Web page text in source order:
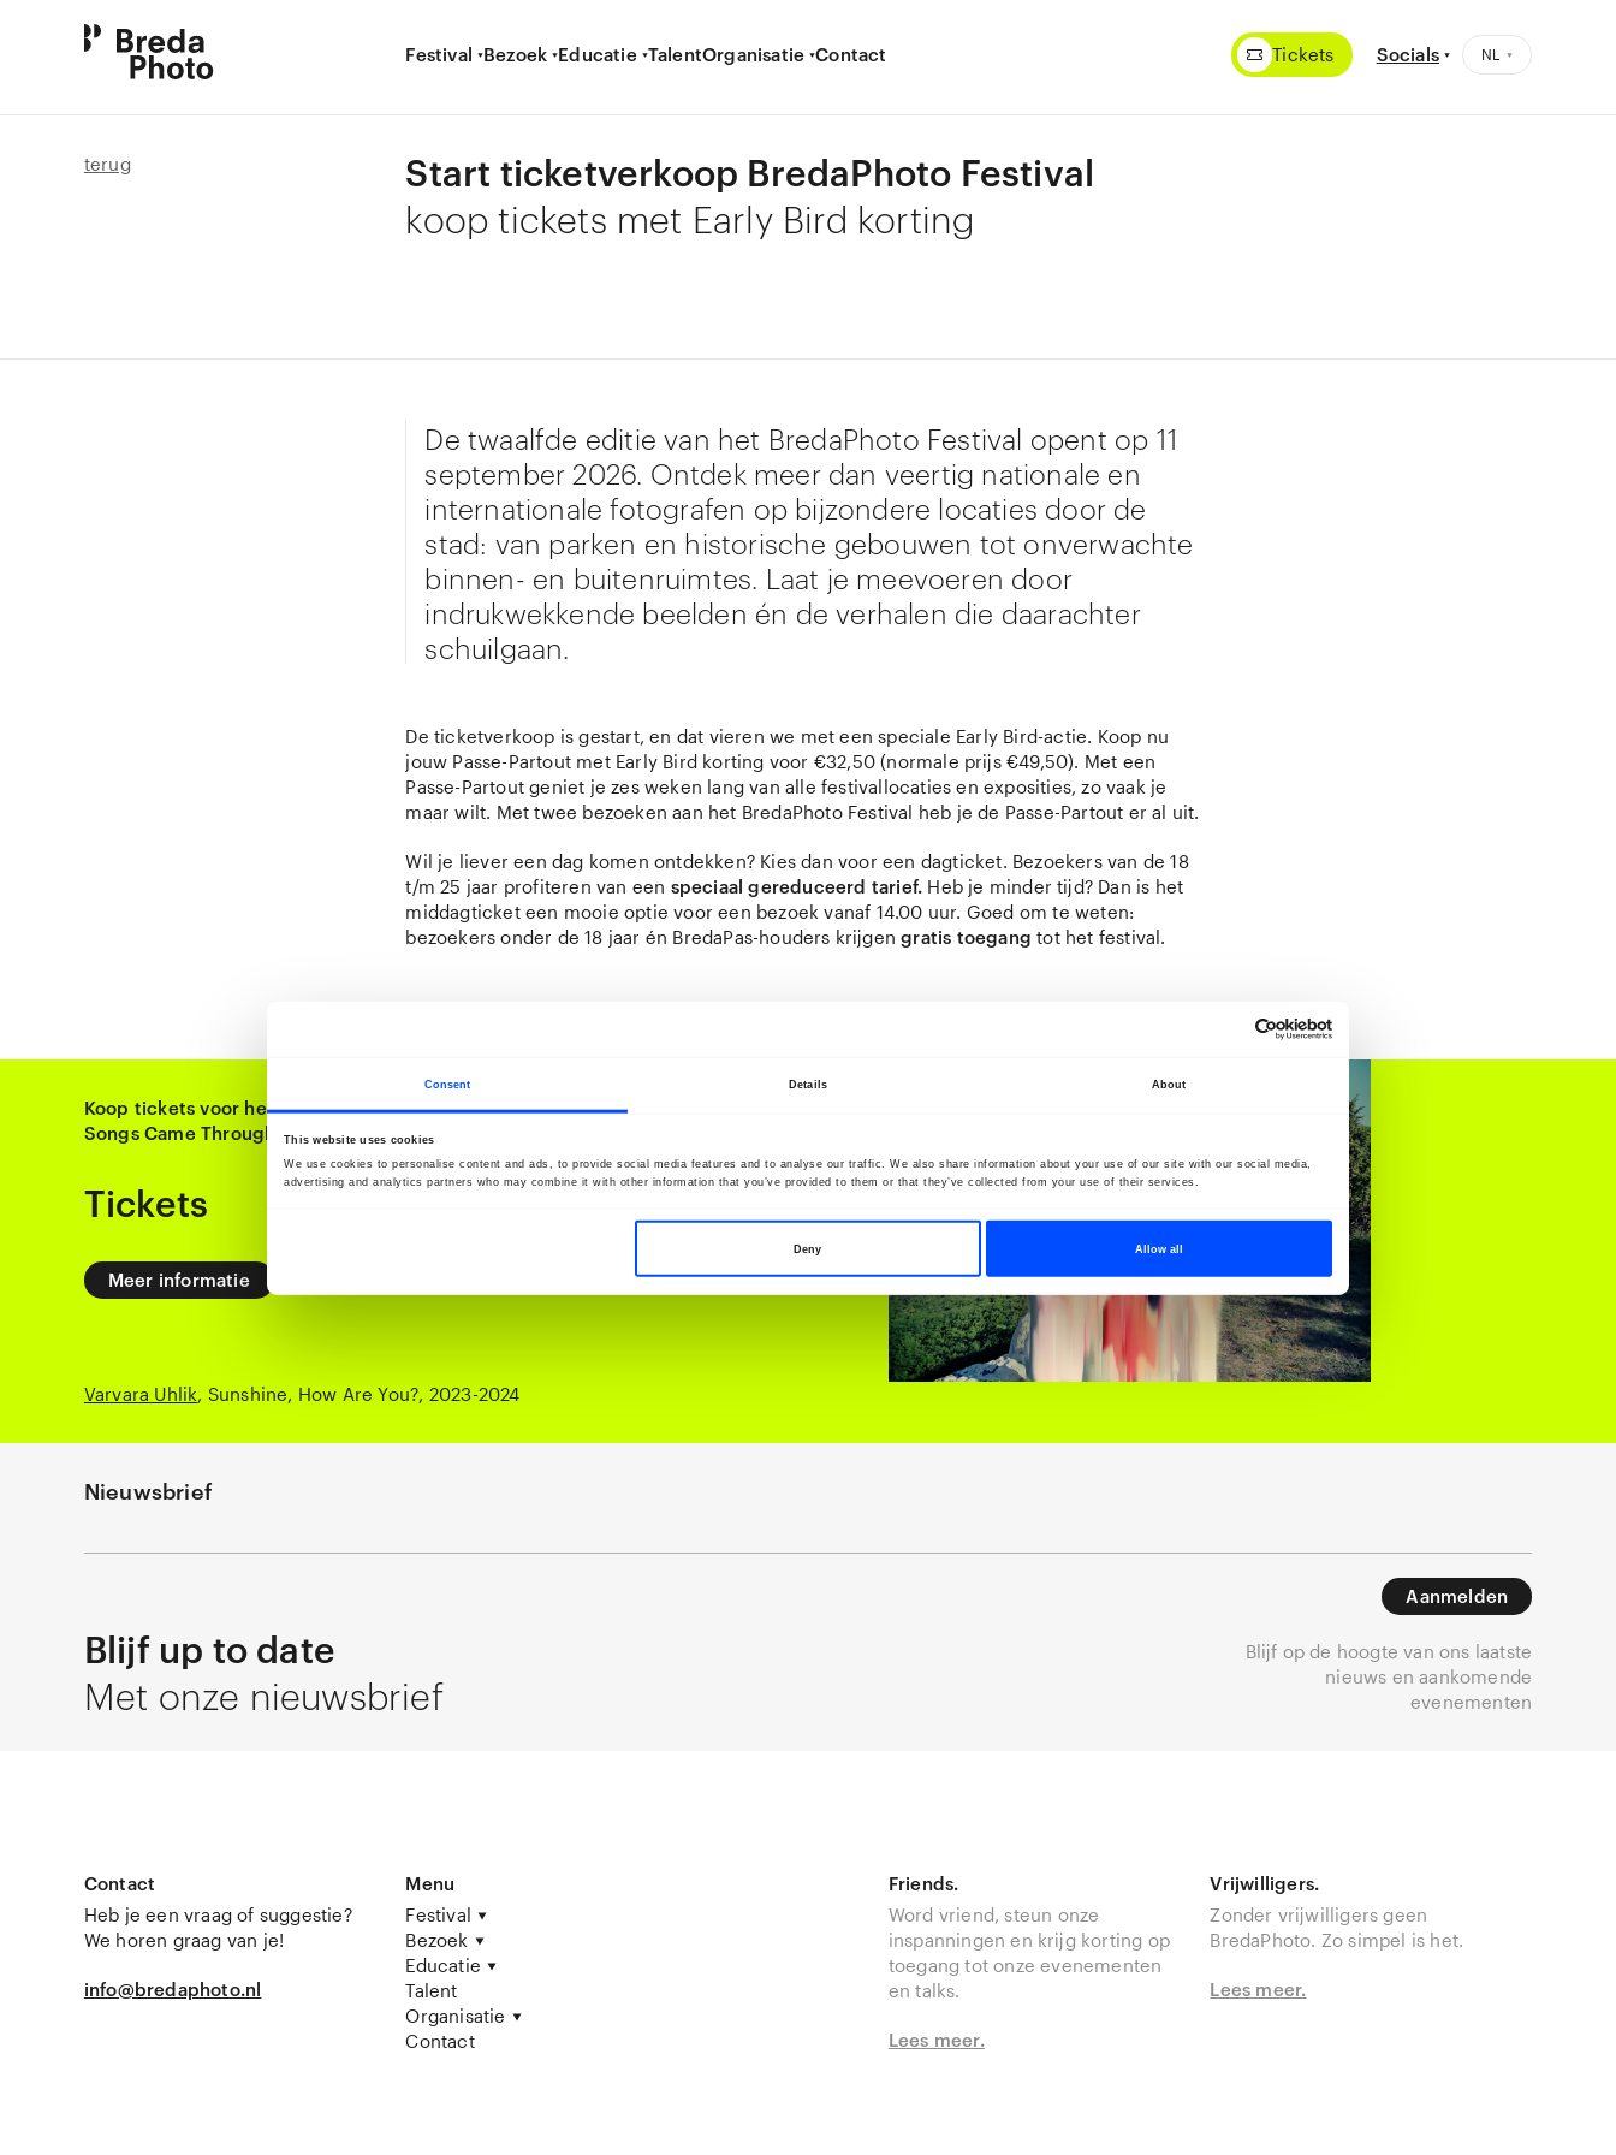
Consent Details About
This website uses cookies
We use cookies to personalise content and ads, to provide social media features and to analyse our traffic. We also share information about your use of our site with our social media,
advertising and analytics partners who may combine it with other information that you’ve provided to them or that they’ve collected from your use of their services.
Deny Allow all
Festival Bezoek Educatie TalentOrganisatie Contact Tickets Socials
terug Start ticketverkoop BredaPhoto Festival
koop tickets met Early Bird korting
De twaalfde editie van het BredaPhoto Festival opent op 11
september 2026. Ontdek meer dan veertig nationale en
internationale fotografen op bijzondere locaties door de
stad: van parken en historische gebouwen tot onverwachte
binnen- en buitenruimtes. Laat je meevoeren door
indrukwekkende beelden én de verhalen die daarachter
schuilgaan.
De ticketverkoop is gestart, en dat vieren we met een speciale Early Bird-actie. Koop nu
jouw Passe-Partout met Early Bird korting voor €32,50 (normale prijs €49,50). Met een
Passe-Partout geniet je zes weken lang van alle festivallocaties en exposities, zo vaak je
maar wilt. Met twee bezoeken aan het BredaPhoto Festival heb je de Passe-Partout er al uit.
Wil je liever een dag komen ontdekken? Kies dan voor een dagticket. Bezoekers van de 18
t/m 25 jaar profiteren van een speciaal gereduceerd tarief. Heb je minder tijd? Dan is het
middagticket een mooie optie voor een bezoek vanaf 14.00 uur. Goed om te weten:
bezoekers onder de 18 jaar én BredaPas-houders krijgengratis toegang tot het festival.
Koop tickets voor het BredaPhoto Festival 2026: Our
Songs Came Through
Tickets
Meer informatie
Varvara Uhlik Sunshine, How Are You? 2023-2024
Nieuwsbrief
Blijf up to date
Met onze nieuwsbrief
Aanmelden
Blijf op de hoogte van ons laatste
nieuws en aankomende
evenementen
Contact
Heb je een vraag of suggestie?
We horen graag van je!
info@bredaphoto.nl
Menu
Festival
Bezoek
Educatie
Talent
Organisatie
Contact
Friends.
Word vriend, steun onze
inspanningen en krijg korting op
toegang tot onze evenementen
en talks.
Lees meer.
Vrijwilligers.
Zonder vrijwilligers geen
BredaPhoto. Zo simpel is het.
Lees meer.